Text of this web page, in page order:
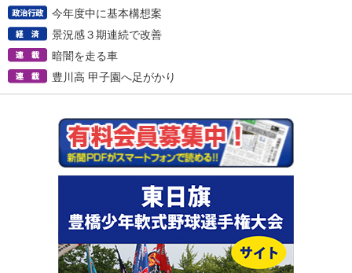
今年度中に基本構想案
景況感３期連続で改善
暗闇を走る車
豊川高 甲子園へ足がかり